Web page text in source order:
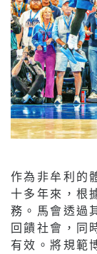
作為非牟利的
十多年來，根
務。馬會透過
回饋社會，同
有效。將規範